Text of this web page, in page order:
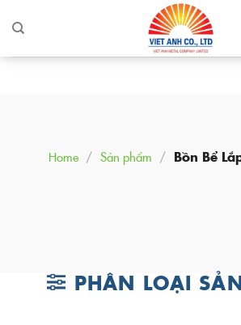
Home / Sản phẩm / Bồn Bể
PHÂN LOẠI